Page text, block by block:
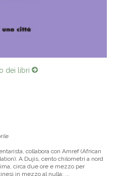
dei libri
collabora con Amref (African
A Dujis, cento chilometri a nord
circa due ore e mezzo per
in mezzo al nulla: ...